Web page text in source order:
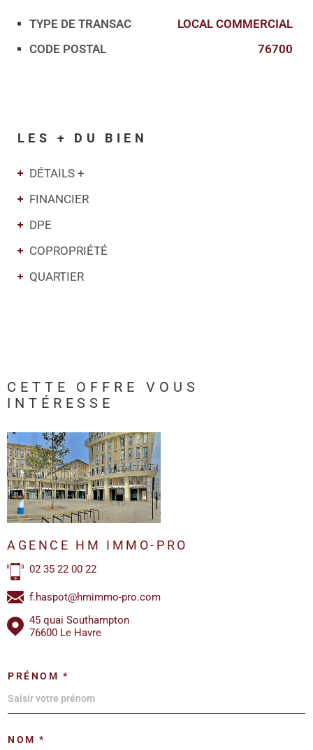
Caractérisque Valeurs
TYPE DE TRANSAC
LOCAL COMMERCIAL
CODE POSTAL
76700
LES + DU BIEN
DÉTAILS +
FINANCIER
DPE
COPROPRIÉTÉ
QUARTIER
CETTE OFFRE
VOUS
INTÉRESSE
AGENCE HM IMMO-PRO
02 35 22 00 22
f.haspot@hmimmo-pro.com
45 quai Southampton
76600 Le Havre
PRÉNOM *
NOM *